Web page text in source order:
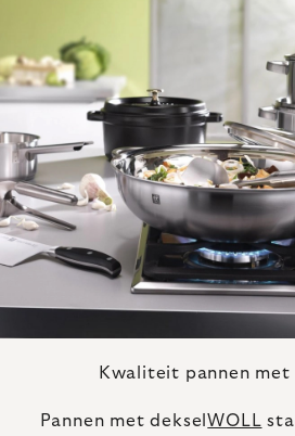
Kwaliteit pannen met
Pannen met dekselWOLL